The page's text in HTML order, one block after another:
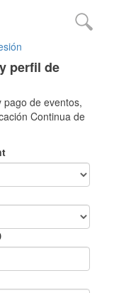
perfil de
pago de eventos,
Continua de